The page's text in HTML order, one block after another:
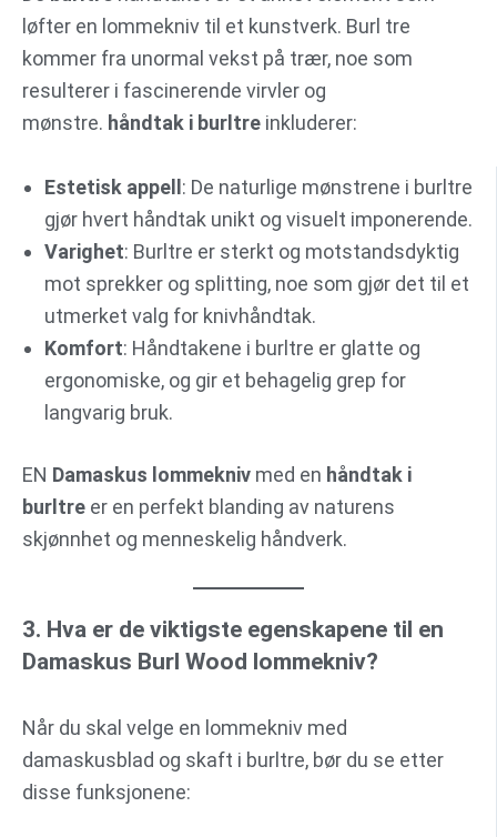
løfter en lommekniv til et kunstverk. Burl tre
kommer fra unormal vekst på trær, noe som
resulterer i fascinerende virvler og
mønstre. håndtak i burltre inkluderer:
Estetisk appell : De naturlige mønstrene i burltre
gjør hvert håndtak unikt og visuelt imponerende.
Varighet: Burltre er sterkt og motstandsdyktig
mot sprekker og splitting, noe som gjør det til et
utmerket valg for knivhåndtak.
Komfort: Håndtakene i burltre er glatte og
ergonomiske, og gir et behagelig grep for
langvarig bruk.
EN Damaskus lommekniv med en håndtak i
burltre er en perfekt blanding av naturens
skjønnhet og menneskelig håndverk.
3. Hva er de viktigste egenskapene til en
Damaskus Burl Wood lommekniv?
Når du skal velge en lommekniv med
damaskusblad og skaft i burltre, bør du se etter
disse funksjonene: